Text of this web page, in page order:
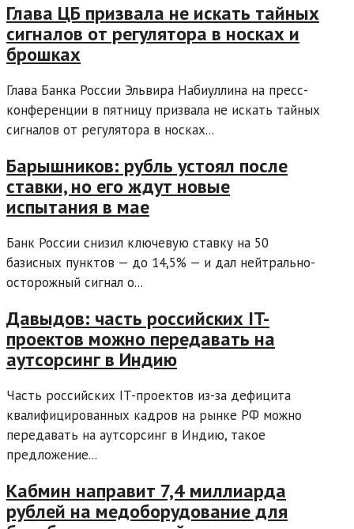
Глава ЦБ призвала не искать тайных
сигналов от регулятора в носках и
брошках
Глава Банка России Эльвира Набиуллина на пресс-
конференции в пятницу призвала не искать тайных
сигналов от регулятора в носках...
Барышников: рубль устоял после
ставки, но его ждут новые
испытания в мае
Банк России снизил ключевую ставку на 50
базисных пунктов — до 14,5% — и дал нейтрально-
осторожный сигнал о...
Давыдов: часть российских IT-
проектов можно передавать на
аутсорсинг в Индию
Часть российских IT-проектов из-за дефицита
квалифицированных кадров на рынке РФ можно
передавать на аутсорсинг в Индию, такое
предложение...
Кабмин направит 7,4 миллиарда
рублей на медоборудование для